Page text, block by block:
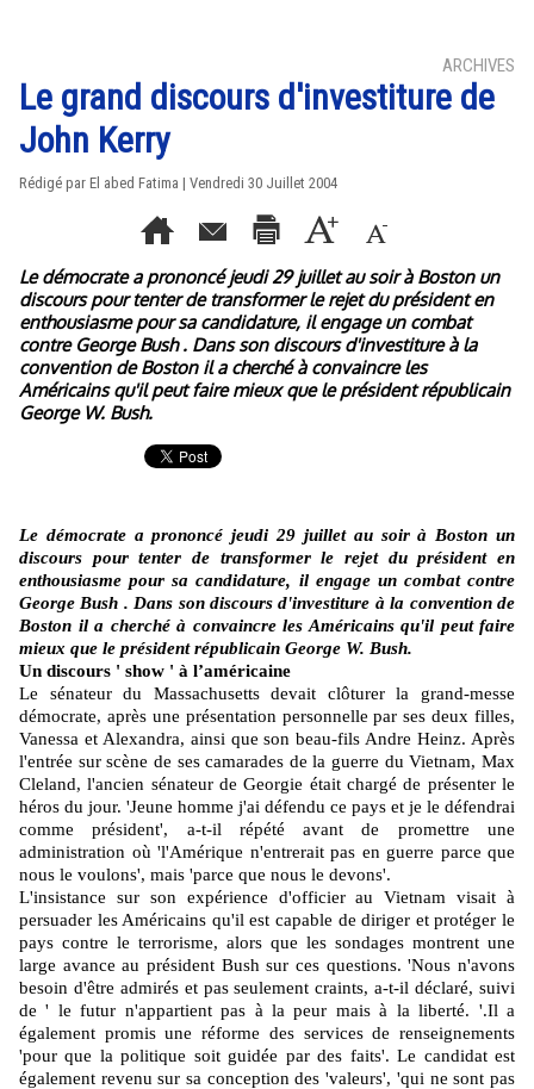
ARCHIVES
Le grand discours d'investiture de
John Kerry
Rédigé par El abed Fatima | Vendredi 30 Juillet 2004
Le démocrate a prononcé jeudi 29 juillet au soir à Boston un
discours pour tenter de transformer le rejet du président en
enthousiasme pour sa candidature, il engage un combat
contre George Bush . Dans son discours d'investiture à la
convention de Boston il a cherché à convaincre les
Américains qu'il peut faire mieux que le président républicain
George W. Bush.
Le démocrate a prononcé jeudi 29 juillet au soir à Boston un
discours pour tenter de transformer le rejet du président en
enthousiasme pour sa candidature, il engage un combat contre
George Bush . Dans son discours d'investiture à la convention de
Boston il a cherché à convaincre les Américains qu'il peut faire
mieux que le président républicain George W. Bush.
Un discours ' show ' à l’américaine
Le sénateur du Massachusetts devait clôturer la grand-messe
démocrate, après une présentation personnelle par ses deux filles,
Vanessa et Alexandra, ainsi que son beau-fils Andre Heinz. Après
l'entrée sur scène de ses camarades de la guerre du Vietnam, Max
Cleland, l'ancien sénateur de Georgie était chargé de présenter le
héros du jour. 'Jeune homme j'ai défendu ce pays et je le défendrai
comme président', a-t-il répété avant de promettre une
administration où 'l'Amérique n'entrerait pas en guerre parce que
nous le voulons', mais 'parce que nous le devons'.
L'insistance sur son expérience d'officier au Vietnam visait à
persuader les Américains qu'il est capable de diriger et protéger le
pays contre le terrorisme, alors que les sondages montrent une
large avance au président Bush sur ces questions. 'Nous n'avons
besoin d'être admirés et pas seulement craints, a-t-il déclaré, suivi
de ' le futur n'appartient pas à la peur mais à la liberté. '.Il a
également promis une réforme des services de renseignements
'pour que la politique soit guidée par des faits'. Le candidat est
également revenu sur sa conception des 'valeurs', 'qui ne sont pas